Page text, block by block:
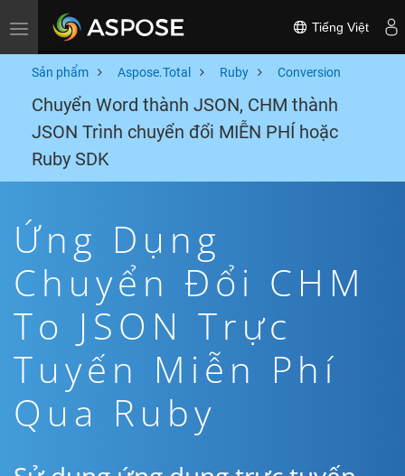
Toggle navigation Tiếng Việt
Sản phẩm Aspose.Total Ruby Conversion
Chuyển Word thành JSON, CHM thành
JSON Trình chuyển đổi MIỄN PHÍ hoặc
Ruby SDK
Ứng Dụng
Chuyển Đổi CHM
To JSON Trực
Tuyến Miễn Phí
Qua Ruby